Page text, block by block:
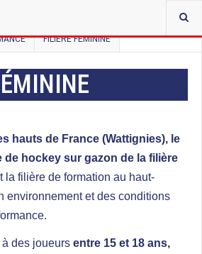
FILIÈRE FÉMININE
hauts de France (Wattignies), le
de hockey sur gazon de la filière
la filière de formation au haut-
environnement et des conditions
à des joueurs entre 15 et 18 ans,